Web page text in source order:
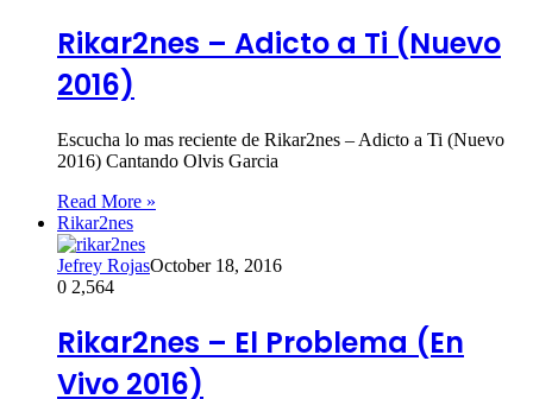
Rikar2nes – Adicto a Ti (Nuevo
2016)
Escucha lo mas reciente de Rikar2nes – Adicto a Ti (Nuevo
2016) Cantando Olvis Garcia
Read More »
Rikar2nes
Jefrey RojasOctober 18, 2016
0 2,564
Rikar2nes – El Problema (En
Vivo 2016)